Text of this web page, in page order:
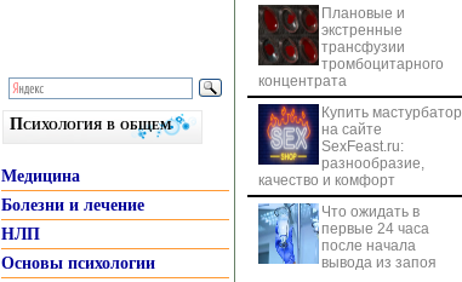
Психология в общем
Медицина
Болезни и лечение
НЛП
Основы психологии
Плановые и
экстренные
трансфузии
тромбоцитарного
концентрата
Купить мастурбатор
на сайте
SexFeast.ru:
разнообразие,
качество и комфорт
Что ожидать в
первые 24 часа
после начала
вывода из запоя